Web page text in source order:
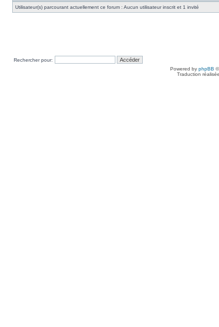
Utilisateur(s) parcourant actuellement ce forum : Aucun utilisateur inscrit et 1 invité
Rechercher pour:
Powered by phpBB
Traduction